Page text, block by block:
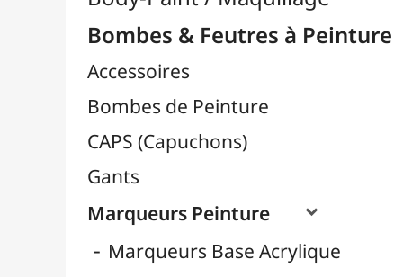
Marqueurs Peinture 
Marqueurs Base Acrylique
Marqueurs Base Eau
Marqueurs Base Huile
Pointes pour Marqueurs

Pointes Classiques
REFILL EXTENSION
TRANSFORMER SYSTEM